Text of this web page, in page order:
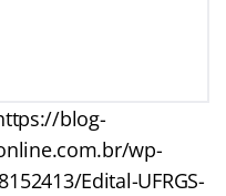
blog-
wp-
Edital-UFRGS-